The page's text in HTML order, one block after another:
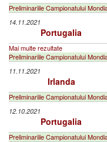
Preliminariile Campionatului
14.11.2021
Portugalia
Mai multe rezultate
Preliminariile Campionatului
11.11.2021
Irlanda
Preliminariile Campionatului
12.10.2021
Portugalia
Preliminariile Campionatului